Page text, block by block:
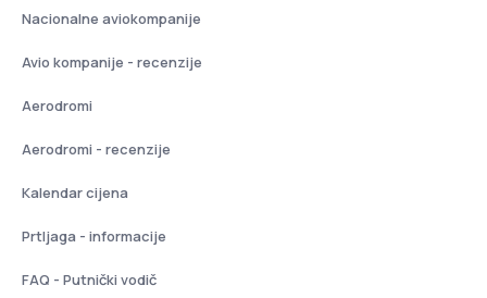
Nacionalne aviokompanije
Avio kompanije - recenzije
Aerodromi
Aerodromi - recenzije
Kalendar cijena
Prtljaga - informacije
FAQ - Putnički vodič